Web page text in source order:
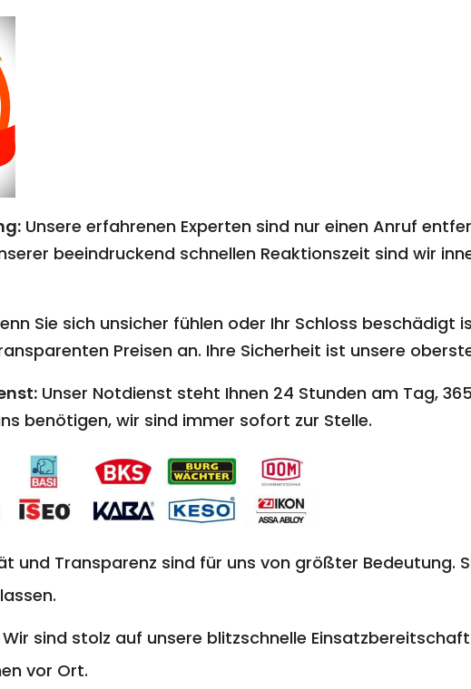
Unsere erfahrenen Experten sind nur einen Anruf
beeindruckend schnellen Reaktionszeit sind wir
Sie sich unsicher fühlen oder Ihr Schloss beschädigt
Preisen an. Ihre Sicherheit ist unsere
Unser Notdienst steht Ihnen 24 Stunden am Tag,
benötigen, wir sind immer sofort zur Stelle.
und Transparenz sind für uns von größter Bedeutung.
Wir sind stolz auf unsere blitzschnelle
vor Ort.